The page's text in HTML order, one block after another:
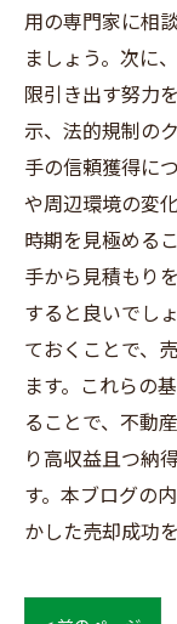
用の専門家に相
ましょう。次に
限引き出す努力
示、法的規制の
手の信頼獲得に
や周辺環境の変
時期を見極める
手から見積もり
すると良いでし
ておくことで、
ます。これらの
ることで、不動
り高収益且つ納
す。本ブログの
かした売却成功